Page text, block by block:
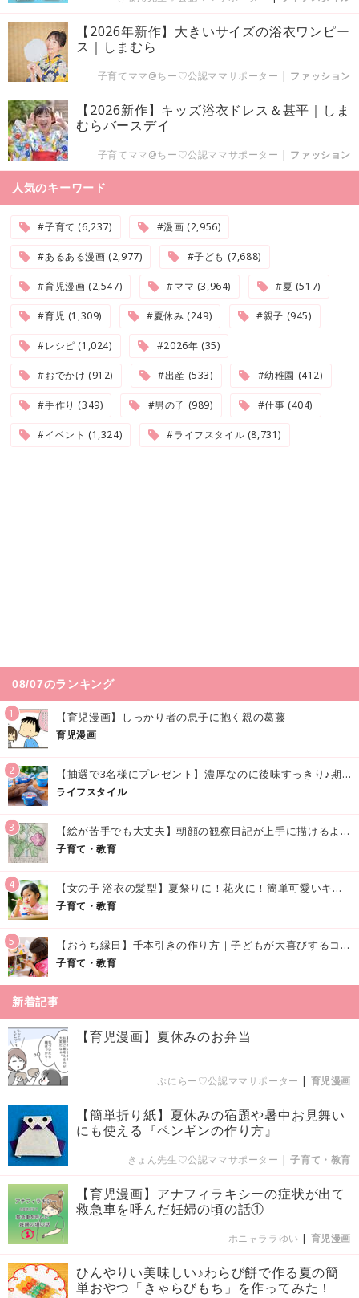
【2026年新作】大きいサイズの浴衣ワンピー
ス｜しまむら
子育てママ@ちー♡公認ママサポーター | ファッション
【2026新作】キッズ浴衣ドレス＆甚平｜しま
むらバースデイ
子育てママ@ちー♡公認ママサポーター | ファッション
人気のキーワード
#子育て (6,237) #漫画 (2,956)
#あるある漫画 (2,977) #子ども (7,688)
#育児漫画 (2,547) #ママ (3,964) #夏 (517)
#育児 (1,309) #夏休み (249) #親子 (945)
#レシピ (1,024) #2026年 (35)
#おでかけ (912) #出産 (533) #幼稚園 (412)
#手作り (349) #男の子 (989) #仕事 (404)
#イベント (1,324) #ライフスタイル (8,731)
08/07のランキング
1 【育児漫画】しっかり者の息子に抱く親の葛藤
育児漫画
2 【抽選で3名様にプレゼント】濃厚なのに後味すっきり♪期間限定の「メイトーのなめらかプリン カルピス®入りソース」で夏を味わおう！
ライフスタイル
3 【絵が苦手でも大丈夫】朝顔の観察日記が上手に描けるようになる方法｜イラスト付き
子育て・教育
4 【女の子 浴衣の髪型】夏祭りに！花火に！簡単可愛いキッズの浴衣ヘアアレンジまとめ
子育て・教育
5 【おうち縁日】千本引きの作り方｜子どもが大喜びするコツやアイデア♪
子育て・教育
新着記事
【育児漫画】夏休みのお弁当
ぷにらー♡公認ママサポーター | 育児漫画
【簡単折り紙】夏休みの宿題や暑中お見舞い
にも使える『ペンギンの作り方』
きょん先生♡公認ママサポーター |子育て・教育
【育児漫画】アナフィラキシーの症状が出て
救急車を呼んだ妊婦の頃の話①
ホニャララゆい | 育児漫画
ひんやりい美味しい♪わらび餅で作る夏の簡
単おやつ「きゃらびもち」を作ってみた！